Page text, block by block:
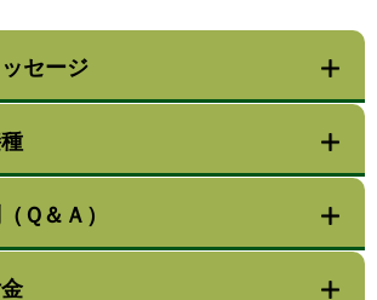
セージ
Ｑ＆Ａ）